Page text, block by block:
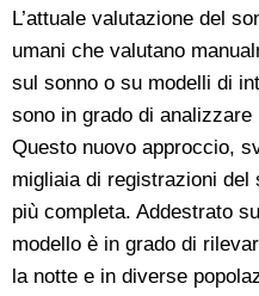
L’attuale valutazione del
umani che valutano
sul sonno o su modelli di
sono in grado di analizzare
Questo nuovo approccio,
migliaia di registrazioni
più completa. Addestrato
modello è in grado di
la notte e in diverse